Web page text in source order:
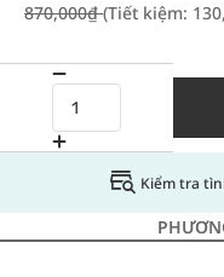
870,000₫(Tiết kiệm:
Kiểm tra